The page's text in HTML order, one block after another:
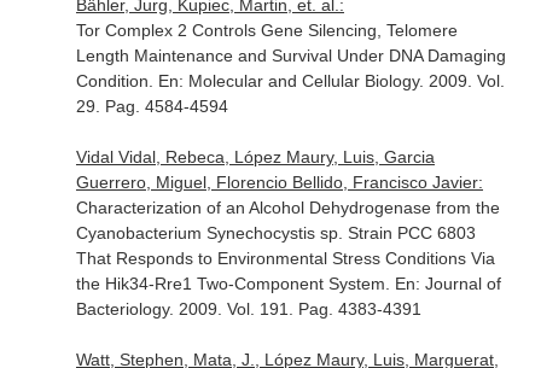
Bähler, Jurg, Kupiec, Martin, et. al.:
Tor Complex 2 Controls Gene Silencing, Telomere
Length Maintenance and Survival Under DNA Damaging
Condition. En: Molecular and Cellular Biology. 2009. Vol.
29. Pag. 4584-4594
Vidal Vidal, Rebeca, López Maury, Luis, Garcia
Guerrero, Miguel, Florencio Bellido, Francisco Javier:
Characterization of an Alcohol Dehydrogenase from the
Cyanobacterium Synechocystis sp. Strain PCC 6803
That Responds to Environmental Stress Conditions Via
the Hik34-Rre1 Two-Component System. En: Journal of
Bacteriology. 2009. Vol. 191. Pag. 4383-4391
Watt, Stephen, Mata, J., López Maury, Luis, Marguerat,